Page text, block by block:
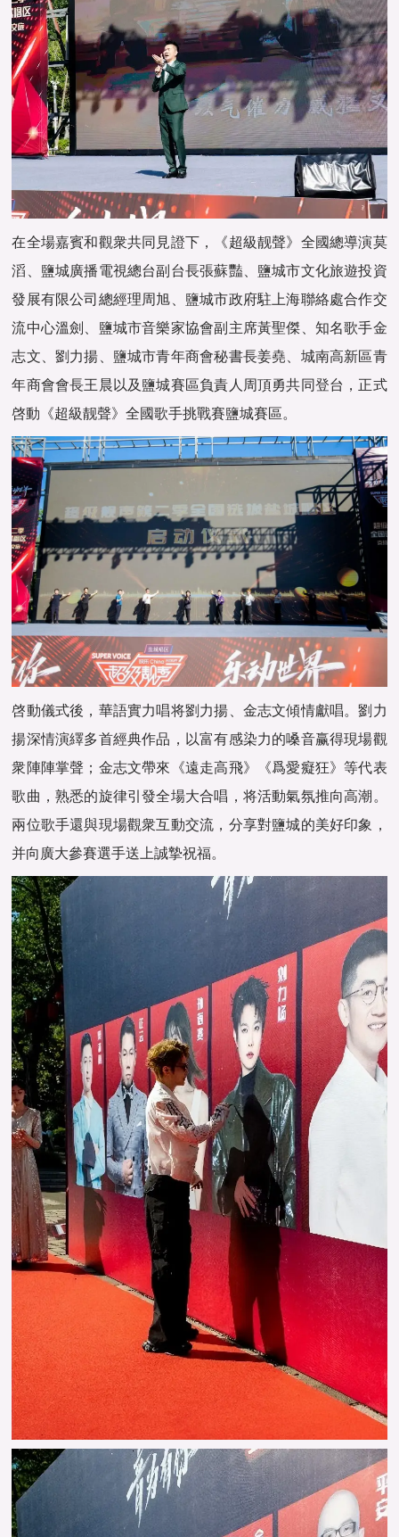
在全場嘉賓和觀衆共同見證下，《超級靓聲》全國總導演莫
滔、鹽城廣播電視總台副台長張蘇豔、鹽城市文化旅遊投資
發展有限公司總經理周旭、鹽城市政府駐上海聯絡處合作交
流中心溫劍、鹽城市音樂家協會副主席黃聖傑、知名歌手金
志文、劉力揚、鹽城市青年商會秘書長姜堯、城南高新區青
年商會會長王晨以及鹽城賽區負責人周頂勇共同登台，正式
啓動《超級靓聲》全國歌手挑戰賽鹽城賽區。
啓動儀式後，華語實力唱将劉力揚、金志文傾情獻唱。劉力
揚深情演繹多首經典作品，以富有感染力的嗓音赢得現場觀
衆陣陣掌聲；金志文帶來《遠走高飛》《爲愛癡狂》等代表
歌曲，熟悉的旋律引發全場大合唱，将活動氣氛推向高潮。
兩位歌手還與現場觀衆互動交流，分享對鹽城的美好印象，
并向廣大參賽選手送上誠摯祝福。